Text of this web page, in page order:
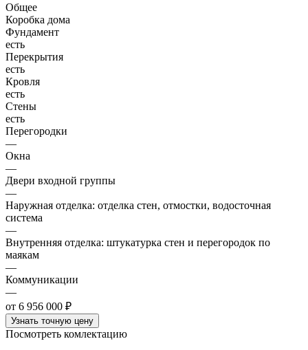
Общее
Коробка дома
Фундамент
есть
Перекрытия
есть
Кровля
есть
Стены
есть
Перегородки
—
Окна
—
Двери входной группы
—
Наружная отделка: отделка стен, отмостки, водосточная
система
—
Внутренняя отделка: штукатурка стен и перегородок по
маякам
—
Коммуникации
—
от 6 956 000 ₽
Узнать точную цену
Посмотреть комлектацию